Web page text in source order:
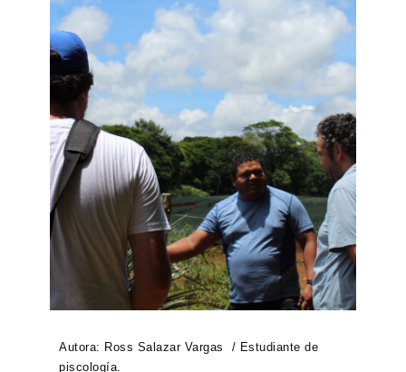
Autora: Ross Salazar Vargas / Estudiante de
piscología.